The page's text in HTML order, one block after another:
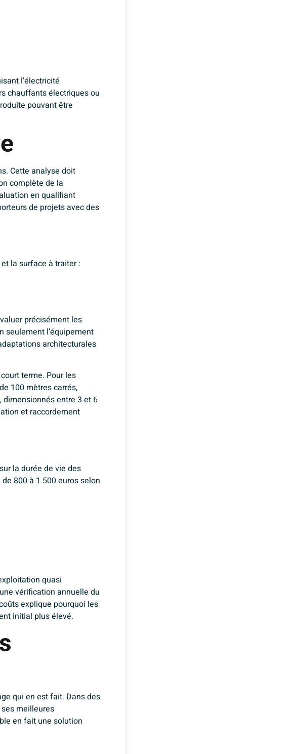
l’électricité
chauffants électriques ou
pouvant être
Cette analyse doit
complète de la
en qualifiant
de projets avec des
la surface à traiter :
précisément les
seulement l’équipement
architecturales
terme. Pour les
100 mètres carrés,
entre 3 et 6
et raccordement
la durée de vie des
800 à 1 500 euros selon
quasi
vérification annuelle du
explique pourquoi les
initial plus élevé.
qui en est fait. Dans des
meilleures
en fait une solution